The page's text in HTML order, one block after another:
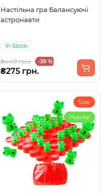
Настільна гра Балансуючі
астронавти
In Stock
₴449 грн. -39 %
₴275 грн.
Sale
Popular